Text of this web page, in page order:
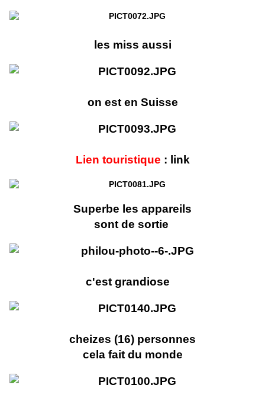
les miss aussi
on est en Suisse
Lien touristique : link
Superbe les appareils
sont de sortie
c'est grandiose
cheizes (16) personnes
cela fait du monde